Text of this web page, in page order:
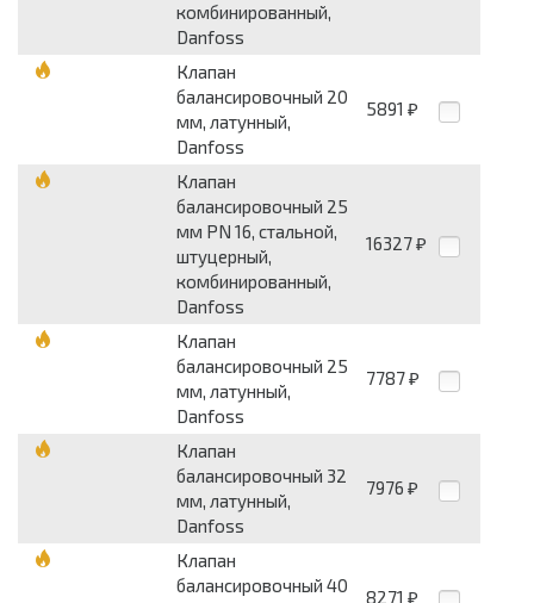
комбинированный,
Danfoss
Клапан
балансировочный 20
мм, латунный,
Danfoss
5891 ₽
Клапан
балансировочный 25
мм PN 16, стальной,
штуцерный,
комбинированный,
Danfoss
16327 ₽
Клапан
балансировочный 25
мм, латунный,
Danfoss
7787 ₽
Клапан
балансировочный 32
мм, латунный,
Danfoss
7976 ₽
Клапан
балансировочный 40
8271 ₽